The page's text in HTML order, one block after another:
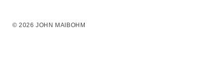
© 2026 JOHN MAIBOHM